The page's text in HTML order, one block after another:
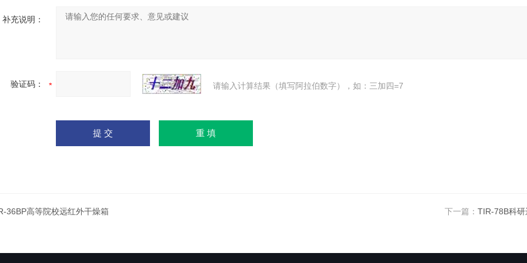
补充说明：
验证码： 请输入计算结果（填写阿拉伯数字），如：三加四=7
36BP高等院校远红外干燥箱 下一篇： TIR-78B科